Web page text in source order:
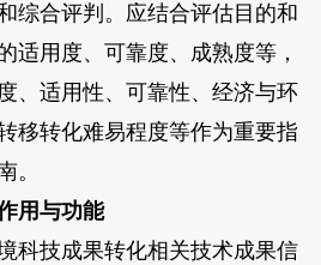
综合评判。应结合评估目的和
适用度、可靠度、成熟度等，
、适用性、可靠性、经济与环
移转化难易程度等作为重要指
。
用与功能
技成果转化相关技术成果信